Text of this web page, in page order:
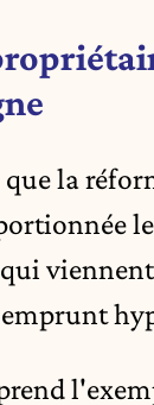
que la